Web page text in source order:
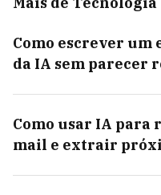
Como escrever
da IA sem parecer
Como usar IA para
mail e extrair